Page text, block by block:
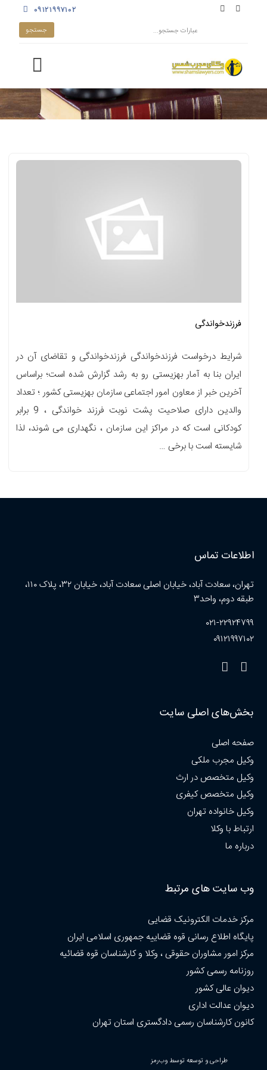
۰۹۱۲۱۹۹۷۱۰۲
فرزندخواندگی
شرایط درخواست فرزندخواندگی فرزندخواندگی و تقاضای آن در
ایران بنا به آمار بهزیستی رو به رشد گزارش شده است؛ براساس
آخرین خبر از معاون امور اجتماعی سازمان بهزیستی کشور ؛ تعداد
والدین دارای صلاحیت پشت نوبت فرزند خواندگی ، 9 برابر
کودکانی است که در مراکز این سازمان ، نگهداری می شوند، لذا
شایسته است با برخی …
اطلاعات تماس
تهران، سعادت آباد، خیابان اصلی سعادت آباد، خیابان ۳۲، پلاک ۱۱۰،
طبقه دوم، واحد۳
۰۲۱-۲۲۹۲۴۷۹۹
۰۹۱۲۱۹۹۷۱۰۲
بخش‌های اصلی سایت
صفحه اصلی
وکیل مجرب ملکی
وکیل متخصص در ارث
وکیل متخصص کیفری
وکیل خانواده تهران
ارتباط با وکلا
درباره ما
وب سایت های مرتبط
مرکز خدمات الکترونیک قضایی
پایگاه اطلاع رسانی قوه قضاییه جمهوری اسلامی ایران
مرکز امور مشاوران حقوقی ، وکلا و کارشناسان قوه قضائیه
روزنامه رسمی کشور
دیوان عالی کشور
دیوان عدالت اداری
کانون کارشناسان رسمی دادگستری استان تهران
طراحی و توسعه توسط وب‌رمز